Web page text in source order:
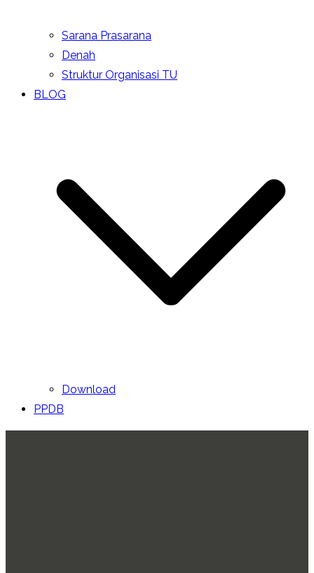
Sarana Prasarana
Denah
Struktur Organisasi TU
BLOG
Download
PPDB